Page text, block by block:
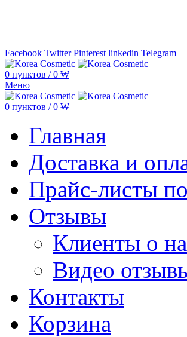
Facebook Twitter Pinterest linkedin Telegram
0 пунктов / 0 ₩
Меню
0 пунктов / 0 ₩
Главная
Доставка и
Прайс-листы
Отзывы
Клиенты о
Видео
Контакты
Корзина